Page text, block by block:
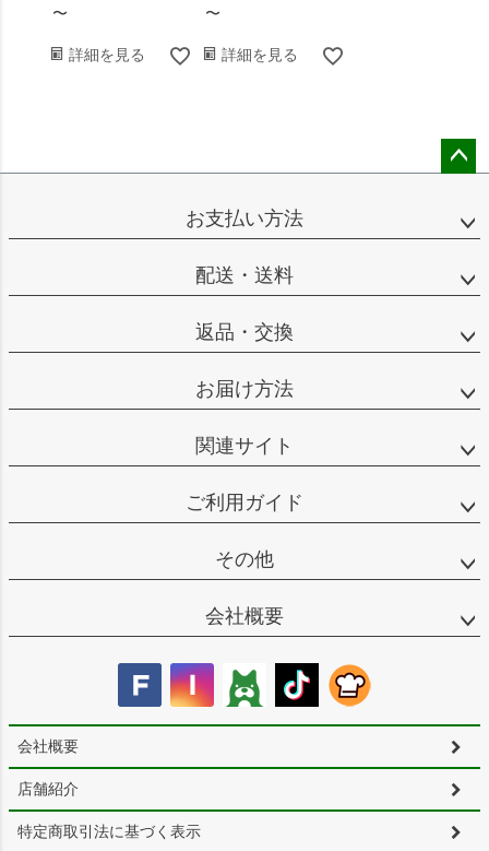
〜
詳細を見る
〜
詳細を見る
ップ
お支払い方法
配送・送料
返品・交換
お届け方法
関連サイト
ご利用ガイド
その他
会社概要
会社概要
店舗紹介
特定商取引法に基づく表示